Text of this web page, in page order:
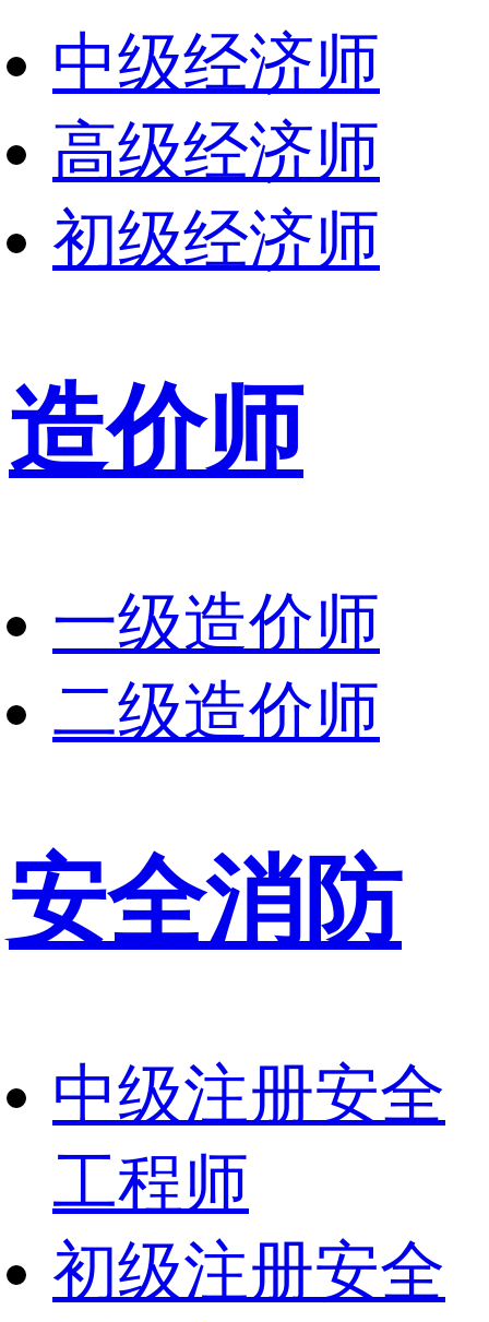
中级经济师
高级经济师
初级经济师
造价师
一级造价师
二级造价师
安全消防
中级注册安全
工程师
初级注册安全